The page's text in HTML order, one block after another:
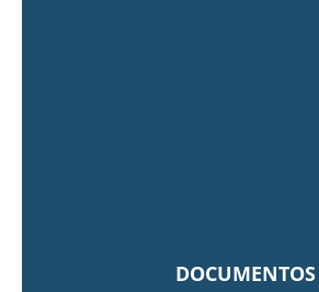
DOCUMENTOS